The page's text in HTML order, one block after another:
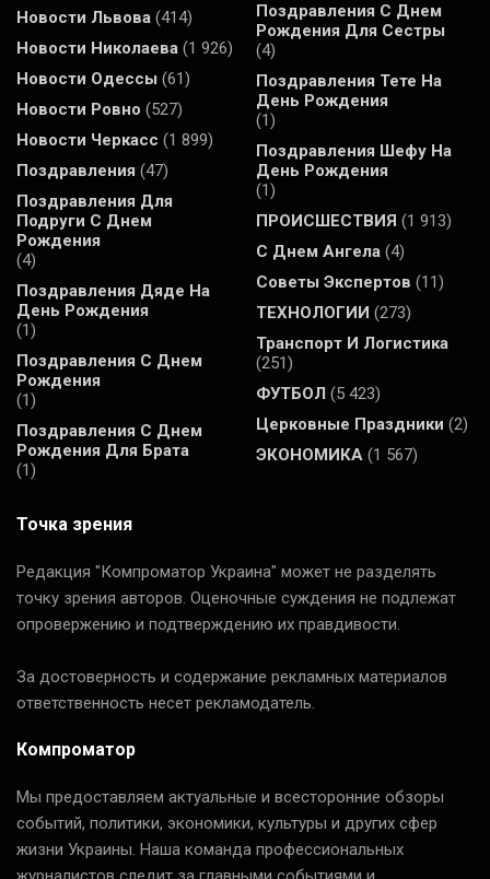
Новости Львова (414)
Новости Николаева (1 926)
Новости Одессы (61)
Новости Ровно (527)
Новости Черкасс (1 899)
Поздравления (47)
Поздравления Для
Подруги С Днем
Рождения
(4)
Поздравления Дяде На
День Рождения
(1)
Поздравления С Днем
Рождения
(1)
Поздравления С Днем
Рождения Для Брата
(1)
Поздравления С Днем
Рождения Для Сестры
(4)
Поздравления Тете На
День Рождения
(1)
Поздравления Шефу На
День Рождения
(1)
ПРОИСШЕСТВИЯ (1 913)
С Днем Ангела (4)
Советы Экспертов (11)
ТЕХНОЛОГИИ (273)
Транспорт И Логистика
(251)
ФУТБОЛ (5 423)
Церковные Праздники (2)
ЭКОНОМИКА (1 567)
Точка зрения
Редакция "Компроматор Украина" может не разделять
точку зрения авторов. Оценочные суждения не подлежат
опровержению и подтверждению их правдивости.
За достоверность и содержание рекламных материалов
ответственность несет рекламодатель.
Компроматор
Мы предоставляем актуальные и всесторонние обзоры
событий, политики, экономики, культуры и других сфер
жизни Украины. Наша команда профессиональных